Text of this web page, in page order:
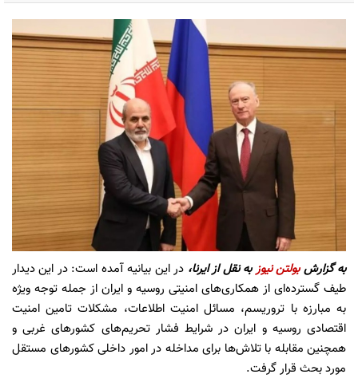
به گزارشبولتن نیوزبه نقل از ایرنا، در این بیانیه آمده است: در این دیدار
طیف گسترده‌ای از همکاری‌های امنیتی روسیه و ایران از جمله توجه ویژه
به مبارزه با تروریسم، مسائل امنیت اطلاعات، مشکلات تامین امنیت
اقتصادی روسیه و ایران در شرایط فشار تحریم‌های کشورهای غربی و
همچنین مقابله با تلاش‌ها برای مداخله در امور داخلی کشورهای مستقل
مورد بحث قرار گرفت.